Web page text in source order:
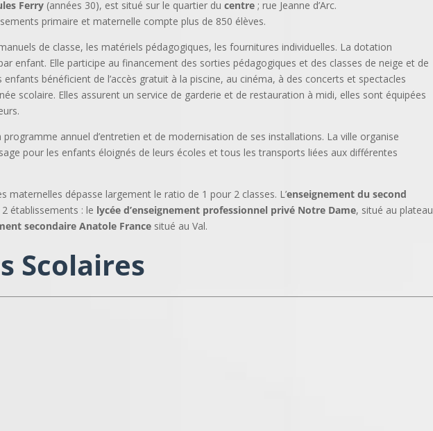
Ferry (années 30), est situé sur le quartier ducentre ; rue Jeanne d’Arc.
primaire et maternelle compte plus de 850 élèves.
de classe, les matériels pédagogiques, les fournitures individuelles. La dotation
enfant. Elle participe au financement des sorties pédagogiques et des classes de neige et de
bénéficient de l’accès gratuit à la piscine, au cinéma, à des concerts et spectacles
scolaire. Elles assurent un service de garderie et de restauration à midi, elles sont équipées
programme annuel d’entretien et de modernisation de ses installations. La ville organise
pour les enfants éloignés de leurs écoles et tous les transports liées aux différentes
maternelles dépasse largement le ratio de 1 pour 2 classes. L’enseignement du second
établissements : le lycée d’enseignement professionnel privé Notre Dame, situé au plateau
secondaire Anatole France situé au Val.
Scolaires